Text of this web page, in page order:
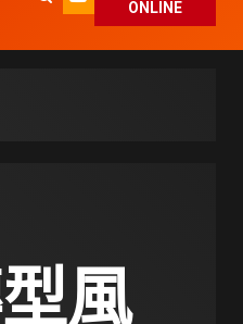
ONLINE
風